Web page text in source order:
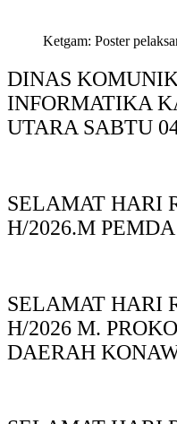
Ketgam: Poster
DINAS
INFORMATIKA
UTARA SABTU
SELAMAT HARI
H/2026.M
SELAMAT HARI
H/2026 M.
DAERAH